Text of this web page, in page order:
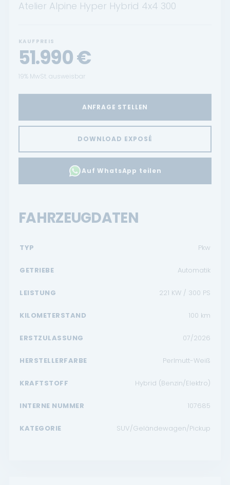
Atelier Alpine Hyper Hybrid 4x4 300
KAUFPREIS
51.990€
19% MwSt. ausweisbar
ANFRAGE STELLEN
DOWNLOAD EXPOSÉ
Auf WhatsApp teilen
FAHRZEUGDATEN
TYP Pkw
GETRIEBE Automatik
LEISTUNG 221 KW / 300 PS
KILOMETERSTAND 100 km
ERSTZULASSUNG 07/2026
HERSTELLERFARBE Perlmutt-Weiß
KRAFTSTOFF Hybrid (Benzin/Elektro)
INTERNE NUMMER 107685
KATEGORIE SUV/Geländewagen/Pickup